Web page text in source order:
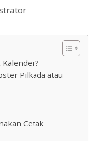
Kalender?
Pilkada atau
Cetak